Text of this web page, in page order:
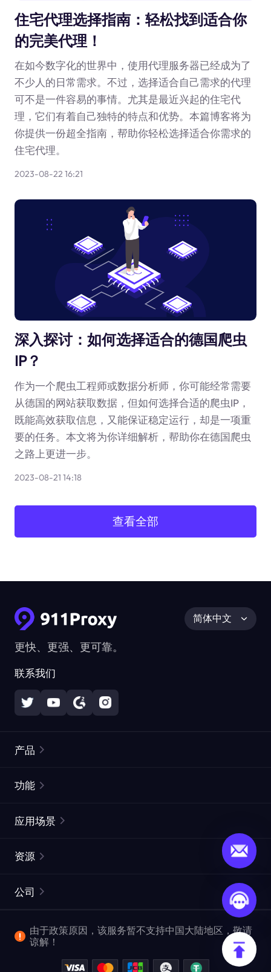
住宅代理选择指南：轻松找到适合你
的完美代理！
在如今数字化的世界中，使用代理服务器已经成为了
不少人的日常需求。不过，选择适合自己需求的代理
可不是一件容易的事情。尤其是最近兴起的住宅代
理，它们有着自己独特的特点和优势。本篇博客将为
你提供一份超全指南，帮助你轻松选择适合你需求的
住宅代理。
2023-08-22 16:21
深入探讨：如何选择适合的德国爬虫
IP？
作为一个爬虫工程师或数据分析师，你可能经常需要
从德国的网站获取数据，但如何选择合适的爬虫IP，
既能高效获取信息，又能保证稳定运行，却是一项重
要的任务。本文将为你详细解析，帮助你在德国爬虫
之路上更进一步。
2023-08-21 14:18
查看全部
更快、更强、更可靠。
联系我们
简体中文
产品
静态住宅代理
网页抓取 API
视频下载 API
功能
ISP代理
ProxySite
应用场景
市场研究
爬行和索引
查看全部使用场景
资源
常见问题解答
位置
公司
企业服务
反洗钱合规计划
由于政策原因，该服务暂不支持中国大陆地区，敬请
谅解！